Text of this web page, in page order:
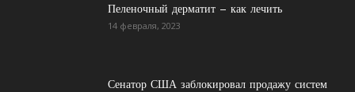
Пеленочный дерматит – как лечить
14 февраля, 2023
Сенатор США заблокировал продажу систем